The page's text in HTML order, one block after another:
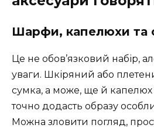
Шарфи, капелюхи та
Це не обов’язковий набір,
уваги. Шкіряний або
сумка, а може, ще й капелюх
точно додасть образу
Можна зловити погляд,